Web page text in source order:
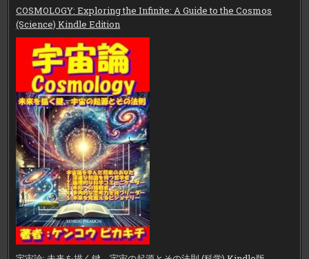
COSMOLOGY: Exploring the Infinite: A Guide to the Cosmos
(Science) Kindle Edition